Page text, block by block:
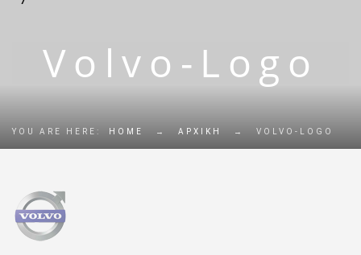
Volvo-Logo
YOU ARE HERE: HOME → ΑΡΧΙΚΗ → VOLVO-LOGO